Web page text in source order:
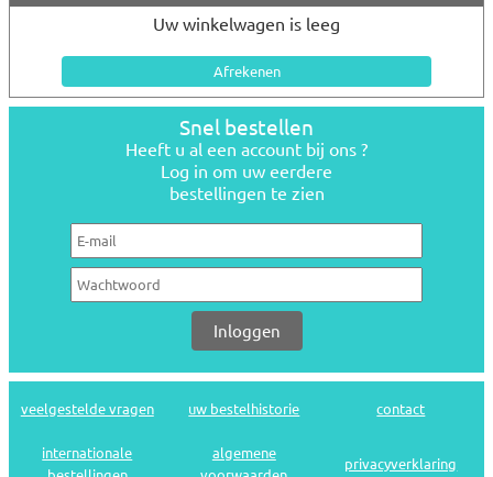
Uw winkelwagen is leeg
Snel bestellen
Heeft u al een account bij ons ?
Log in om uw eerdere
bestellingen te zien
veelgestelde vragen uw bestelhistorie contact
internationale
algemene
privacyverklaring